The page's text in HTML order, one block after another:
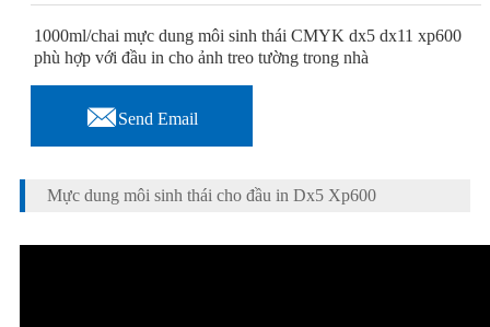
1000ml/chai mực dung môi sinh thái CMYK dx5 dx11 xp600
phù hợp với đầu in cho ảnh treo tường trong nhà
Send Email
Mực dung môi sinh thái cho đầu in Dx5 Xp600